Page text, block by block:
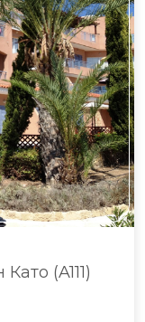
(A111)